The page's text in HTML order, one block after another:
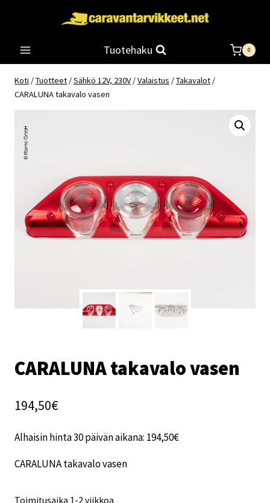
Tuotehaku 0
Koti /Tuotteet /Sähkö 12V, 230V /Valaistus /Takavalot /
CARALUNA takavalo vasen
CARALUNA takavalo vasen
194,50€
Alhaisin hinta 30 päivän aikana: 194,50€
CARALUNA takavalo vasen
Toimitusaika 1-2 viikkoa